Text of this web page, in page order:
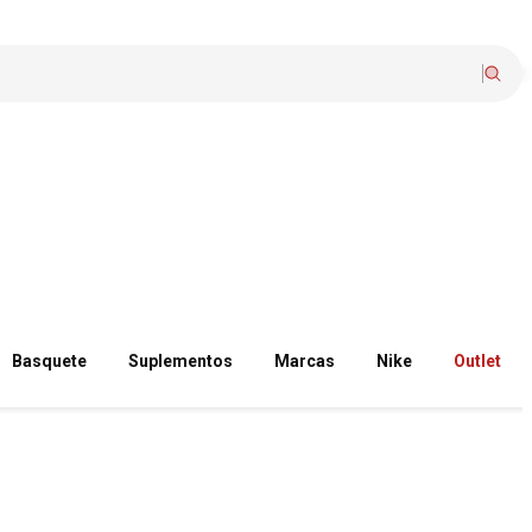
Basquete Suplementos Marcas Nike Outlet